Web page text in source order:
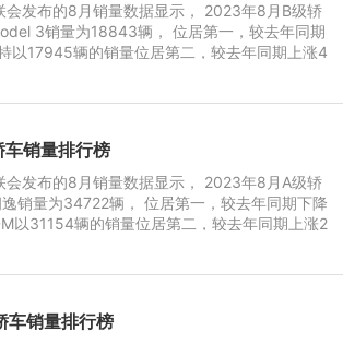
会发布的8月销量数据显示， 2023年8月B级轿
3销量为18843辆， 位居第一，较去年同期
以17945辆的销量位居第二，较去年同期上涨4
达11
销量排行榜
会发布的8月销量数据显示， 2023年8月A级轿
销量为34722辆， 位居第一，较去年同期下降
以31154辆的销量位居第二，较去年同期上涨2
达20
销量排行榜